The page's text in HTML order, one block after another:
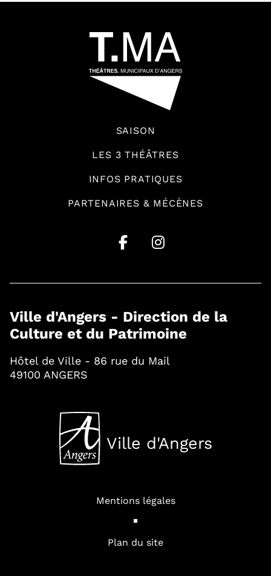
SAISON
LES 3 THÉÂTRES
INFOS PRATIQUES
PARTENAIRES & MÉCÈNES
Ville d'Angers - Direction de la
Culture et du Patrimoine
Hôtel de Ville - 86 rue du Mail
49100 ANGERS
Ville d'Angers
, Ouvre une nouvelle
Mentions légales
Plan du site